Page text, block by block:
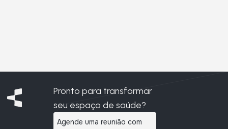
Pronto para transformar
seu espaço de saúde?
Agende uma reunião com